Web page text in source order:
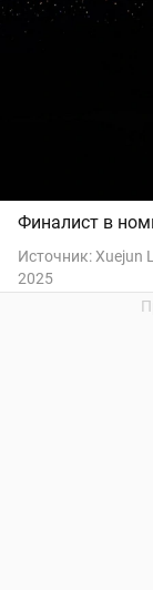
Финалист в
Источник:Xuejun
2025